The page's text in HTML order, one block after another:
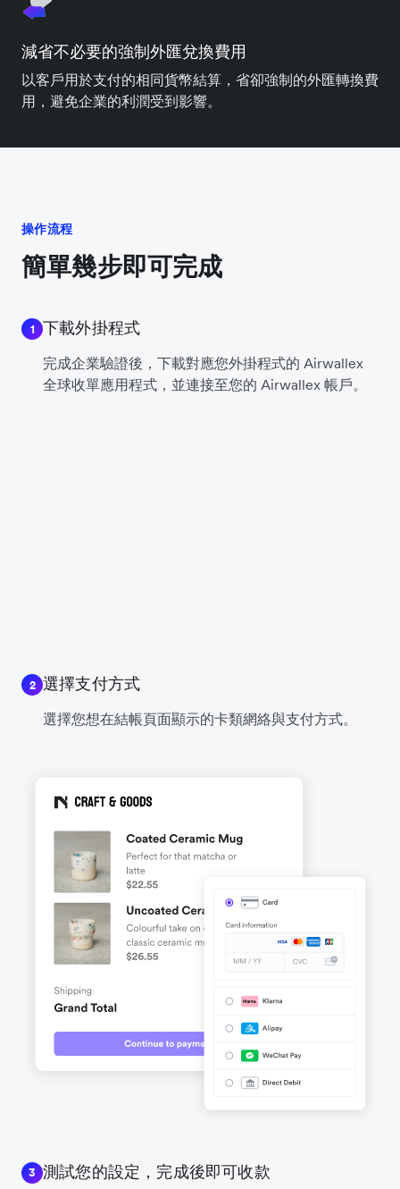
減省不必要的強制外匯兌換費用
以客戶用於支付的相同貨幣結算，省卻強制的外匯轉換費
用，避免企業的利潤受到影響。
操作流程
簡單幾步即可完成
1 下載外掛程式
完成企業驗證後，下載對應您外掛程式的 Airwallex
全球收單應用程式，並連接至您的 Airwallex 帳戶。
2 選擇支付方式
選擇您想在結帳頁面顯示的卡類網絡與支付方式。
3 測試您的設定，完成後即可收款